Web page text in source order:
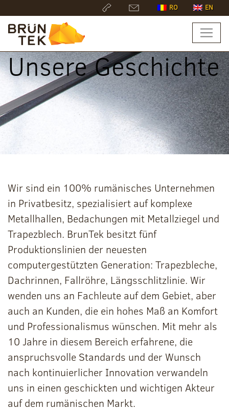
RO EN
Unsere Geschichte
Wir sind ein 100% rumänisches Unternehmen
in Privatbesitz, spezialisiert auf komplexe
Metallhallen, Bedachungen mit Metallziegel und
Trapezblech. BrunTek besitzt fünf
Produktionslinien der neuesten
computergestützten Generation: Trapezbleche,
Dachrinnen, Fallröhre, Längsschlitzlinie. Wir
wenden uns an Fachleute auf dem Gebiet, aber
auch an Kunden, die ein hohes Maß an Komfort
und Professionalismus wünschen. Mit mehr als
10 Jahre in diesem Bereich erfahrene, die
anspruchsvolle Standards und der Wunsch
nach kontinuierlicher Innovation verwandeln
uns in einen geschickten und wichtigen Akteur
auf dem rumänischen Markt.